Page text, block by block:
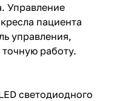
Управление
пациента
управления,
работу.
светодиодного